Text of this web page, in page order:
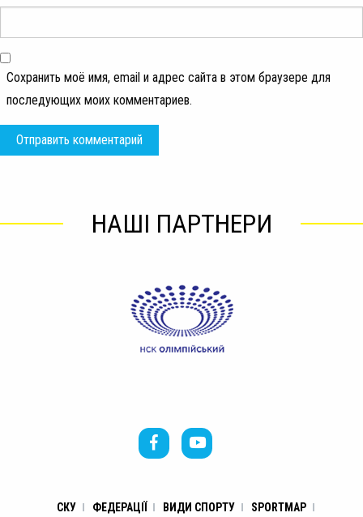
Сохранить моё имя, email и адрес сайта в этом браузере для
последующих моих комментариев.
НАШІ ПАРТНЕРИ
СКУ ФЕДЕРАЦІЇ ВИДИ СПОРТУ SPORTMAP